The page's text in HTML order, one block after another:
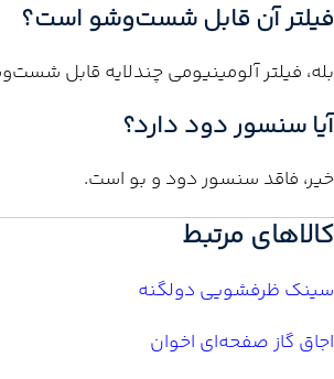
فیلتر آن قابل شست‌وشو است؟
بله، فیلتر آلومینیومی چندلایه قابل
آیا سنسور دود دارد؟
خیر، فاقد سنسور دود و بو است.
کالاهای مرتبط
سینک ظرفشویی دولگنه
اجاق گاز صفحه‌ای اخوان